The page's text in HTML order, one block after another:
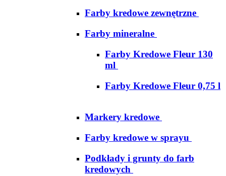
Farby kredowe zewnętrzne
Farby mineralne
Farby Kredowe Fleur 130
ml
Farby Kredowe Fleur 0,75 l
Markery kredowe
Farby kredowe w sprayu
Podkłady i grunty do farb
kredowych